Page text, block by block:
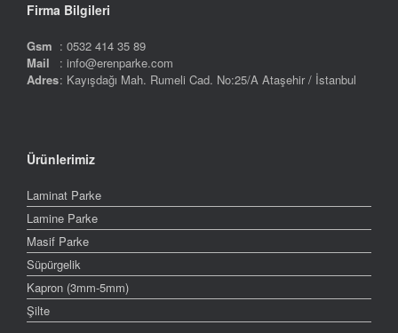
Firma Bilgileri
Gsm : 0532 414 35 89
Mail
: info@erenparke.com
Adres: Kayışdağı Mah. Rumeli Cad. No:25/A Ataşehir / İstanbul
Ürünlerimiz
Laminat Parke
Lamine Parke
Masif Parke
Süpürgelik
Kapron (3mm-5mm)
Şilte